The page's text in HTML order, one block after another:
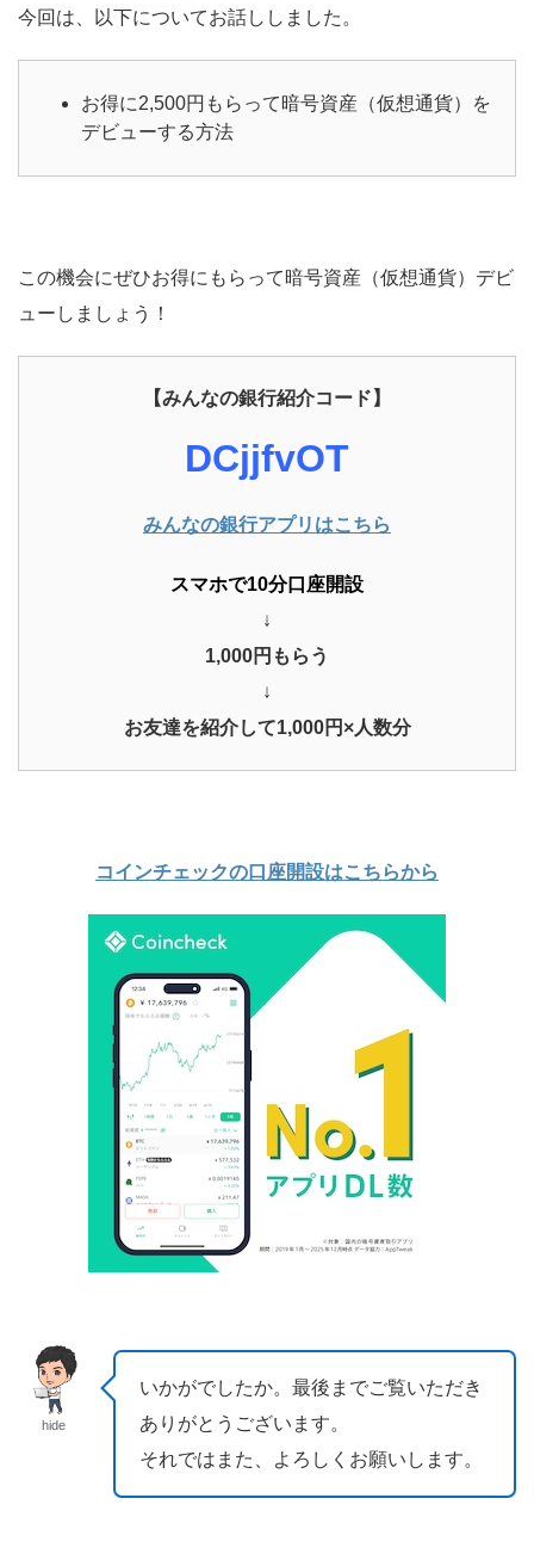
今回は、以下についてお話ししました。
お得に2,500円もらって暗号資産（仮想通貨）を
デビューする方法
この機会にぜひお得にもらって暗号資産（仮想通貨）デビ
ューしましょう！
【みんなの銀行紹介コード】
DCjjfvOT
みんなの銀行アプリはこちら
スマホで10分口座開設
↓
1,000円もらう
↓
お友達を紹介して1,000円×人数分
コインチェックの口座開設はこちらから
hide
いかがでしたか。最後までご覧いただき
ありがとうございます。
それではまた、よろしくお願いします。